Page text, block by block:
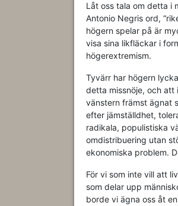
Låt oss tala om detta i
Antonio Negris ord,
högern spelar på är
visa sina likfläckar i
högerextremism.
Tyvärr har högern
detta missnöje, och att
vänstern främst ägnat
efter jämställdhet,
radikala, populistiska
omdistribuering utan
ekonomiska problem.
För vi som inte vill att
som delar upp
borde vi ägna oss åt